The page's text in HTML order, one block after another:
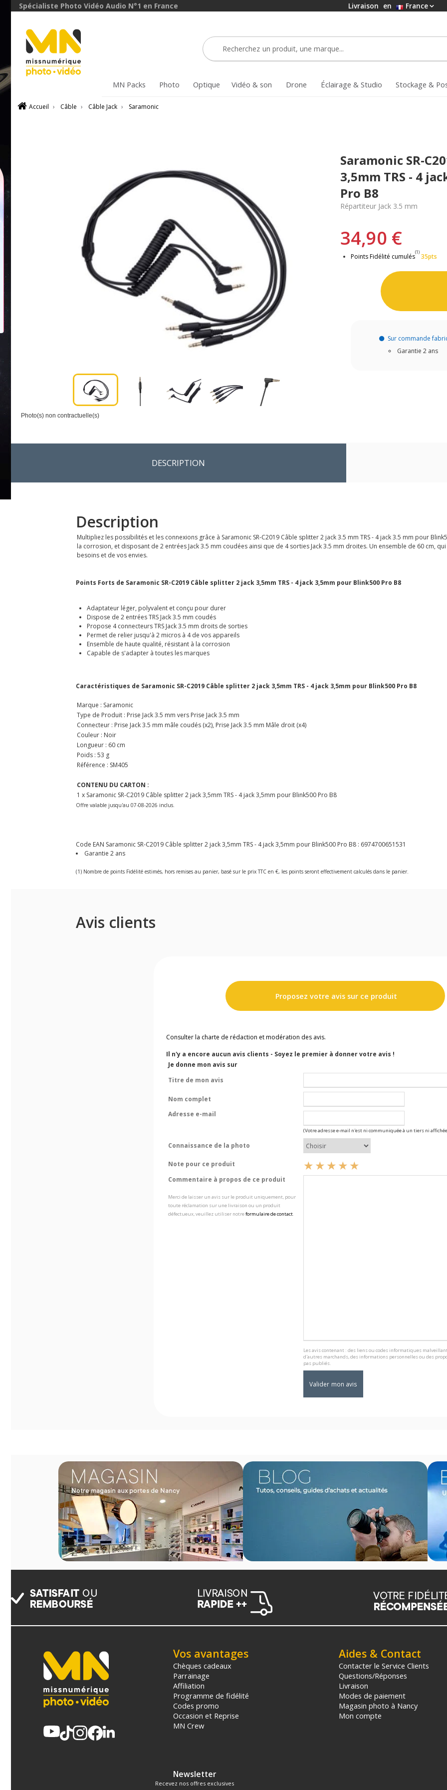
Spécialiste Photo Vidéo Audio N°1 en France Livraison en France
MN Packs Photo Optique Vidéo & son Drone Éclairage & Studio Stockage &
Accueil › Câble › Câble Jack › Saramonic
Photo(s) non contractuelle(s)
Saramonic SR-
3,5mm TRS - 4
Pro B8
Répartiteur Jack 3.5 mm
34,90 €
Points Fidélité cumulés
(1)
35pts
Sur commande
Garantie 2 ans
DESCRIPTION
Description
Multipliez les possibilités et les connexions grâce à Saramonic SR-C2019 Câble splitter 2 jack 3.5 mm TRS - 4 jack 3.5 mm pour
la corrosion, et disposant de 2 entrées Jack 3.5 mm coudées ainsi que de 4 sorties Jack 3.5 mm droites. Un ensemble de 60 cm,
besoins et de vos envies.
Points Forts de Saramonic SR-C2019 Câble splitter 2 jack 3,5mm TRS - 4 jack 3,5mm pour Blink500 Pro B8
Adaptateur léger, polyvalent et conçu pour durer
Dispose de 2 entrées TRS Jack 3.5 mm coudés
Propose 4 connecteurs TRS Jack 3.5 mm droits de sorties
Permet de relier jusqu'à 2 micros à 4 de vos appareils
Ensemble de haute qualité, résistant à la corrosion
Capable de s'adapter à toutes les marques
Caractéristiques de Saramonic SR-C2019 Câble splitter 2 jack 3,5mm TRS - 4 jack 3,5mm pour Blink500 Pro B8
Marque : Saramonic
Type de Produit : Prise Jack 3.5 mm vers Prise Jack 3.5 mm
Connecteur : Prise Jack 3.5 mm mâle coudés (x2), Prise Jack 3.5 mm Mâle droit (x4)
Couleur : Noir
Longueur : 60 cm
Poids : 53 g
Référence : SM405
CONTENU DU CARTON :
1 x Saramonic SR-C2019 Câble splitter 2 jack 3,5mm TRS - 4 jack 3,5mm pour Blink500 Pro B8
Offre valable jusqu'au 07-08-2026 inclus.
Code EAN Saramonic SR-C2019 Câble splitter 2 jack 3,5mm TRS - 4 jack 3,5mm pour Blink500 Pro B8 : 6974700651531
Garantie 2 ans
(1) Nombre de points Fidélité estimés, hors remises au panier, basé sur le prix TTC en €, les points seront effectivement calculés dans le panier.
Avis clients
Proposez votre avis sur ce produit
Consulter la charte de rédaction et modération des avis.
Il n'y a encore aucun avis clients - Soyez le premier à donner votre avis !
Je donne mon avis sur
Titre de mon avis
Nom complet
Adresse e-mail
(Votre adresse e-mail n'est ni communiquée à un tiers ni
Connaissance de la photo
Note pour ce produit
Commentaire à propos de ce produit
Merci de laisser un avis sur le produit uniquement, pour
toute réclamation sur une livraison ou un produit
défectueux, veuillez utiliser notreformulaire de contact.
Les avis contenant : des liens ou codes informatiques
d'autres marchands, des informations personnelles ou des
pas publiés.
Vos avantages
Chèques cadeaux
Parrainage
Affiliation
Programme de fidélité
Codes promo
Occasion et Reprise
MN Crew
Aides & Contact
Contacter le Service Clients
Questions/Réponses
Livraison
Modes de paiement
Magasin photo à Nancy
Mon compte
Newsletter
Recevez nos offres exclusives